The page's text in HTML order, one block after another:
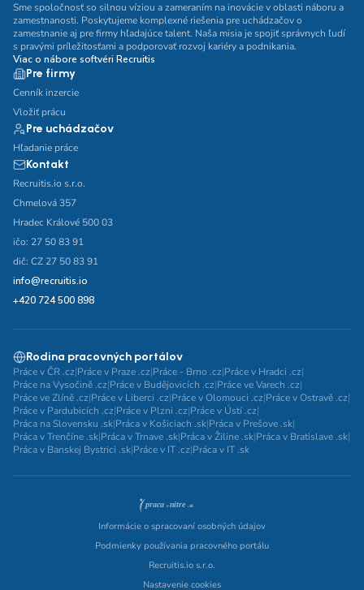
Sme spoločnosť so silnou víziou a zameraním na inovácie v oblasti náboru a
zamestnanosti. Poskytujeme komplexné riešenia pre uchádzačov o
zamestnanie aj pre firmy hľadajúce talent. Naša misia je spojiť správnych ľudí
s pravými príležitosťami a podporovať rozvoj kariéry a podnikania.
Viac o nábore softvéri Recruitis
Pre firmy
Cenník inzercie
Vložiť prácu
Pre uchádzačov
Hľadanie práce
Kontakt
Recruitis.io s.r.o.
Chmelová 357
Hradec Králové 500 03
ičo: 27 50 83 91
dič: CZ 27 50 83 91
info@recruitis.io
+420 724 500 898
Rodina pracovných portálov
Práce v ČR .cz|Práce v Praze .cz|Práce - Brno .cz|Práce v Hradci .cz|
Práce na Vysočině .cz|Práce v Budějovicích .cz|Práce ve Varech .cz|
Práce ve Zlíně .cz|Práce v Liberci .cz|Práce v Olomouci .cz|Práce v Ostravě .cz|
Práce v Pardubicích .cz|Práce v Plzni .cz|Práce v Ústí .cz|
Práca na Slovensku .sk|Práca v Košiciach .sk|Práca v Prešove .sk|
Práca v Trenčíne .sk|Práca v Trnave .sk|Práca v Žiline .sk|Práca v Bratislave .sk|
Práca v Banskej Bystrici .sk|Práce v IT .cz|Práca v IT .sk
Informácie o spracovaní osobných údajov
Podmienky používania pracovného portálu
Recruitis.io s.r.o.
Nastavenie cookies